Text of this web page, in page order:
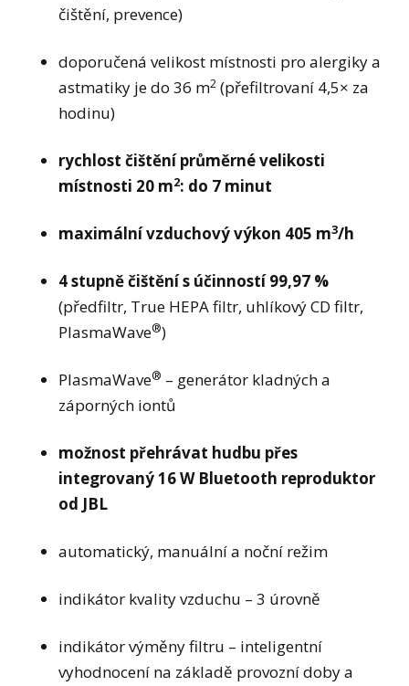
čištění, prevence)
doporučená velikost místnosti pro alergiky a
astmatiky je do 36 m2 (přefiltrovaní 4,5× za
hodinu)
rychlost čištění průměrné velikosti
místnosti 20 m2: do 7 minut
maximální vzduchový výkon 405 m3/h
4 stupně čištění s účinností 99,97 %
(předfiltr, True HEPA filtr, uhlíkový CD filtr,
PlasmaWave®)
PlasmaWave® – generátor kladných a
záporných iontů
možnost přehrávat hudbu přes
integrovaný 16 W Bluetooth reproduktor
od JBL
automatický, manuální a noční režim
indikátor kvality vzduchu – 3 úrovně
indikátor výměny filtru – inteligentní
vyhodnocení na základě provozní doby a